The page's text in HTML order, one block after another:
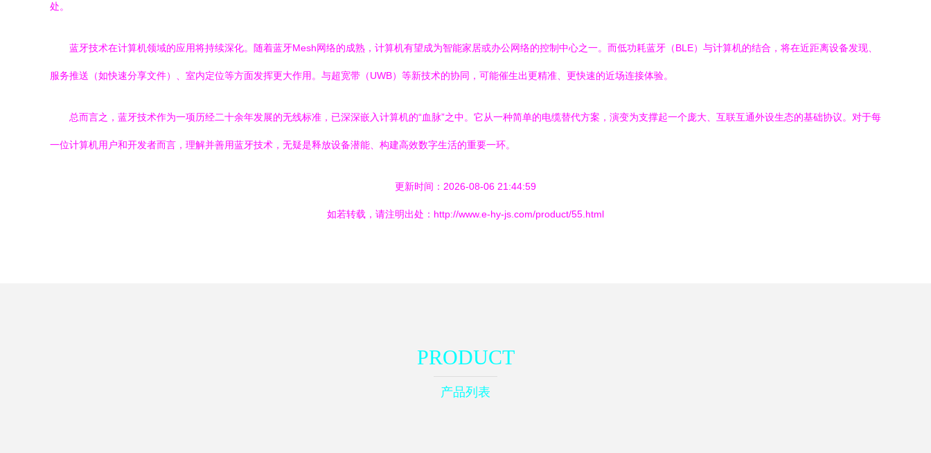
处。
蓝牙技术在计算机领域的应用将持续深化。随着蓝牙Mesh网络的成熟，计算机有望成为智能家居或办公网络的控制中心之一。而低功耗蓝牙（BLE）与计算机的结合，将在近距离设备发现、
服务推送（如快速分享文件）、室内定位等方面发挥更大作用。与超宽带（UWB）等新技术的协同，可能催生出更精准、更快速的近场连接体验。
总而言之，蓝牙技术作为一项历经二十余年发展的无线标准，已深深嵌入计算机的“血脉”之中。它从一种简单的电缆替代方案，演变为支撑起一个庞大、互联互通外设生态的基础协议。对于每
一位计算机用户和开发者而言，理解并善用蓝牙技术，无疑是释放设备潜能、构建高效数字生活的重要一环。
更新时间：2026-08-06 21:44:59
如若转载，请注明出处：http://www.e-hy-js.com/product/55.html
PRODUCT
产品列表